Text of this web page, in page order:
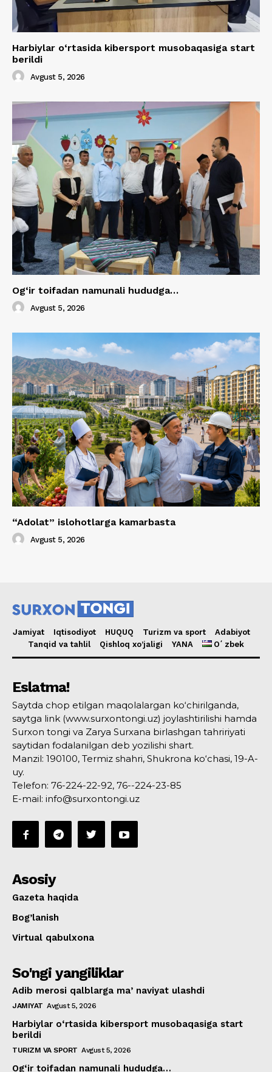
Harbiylar o‘rtasida kibersport musobaqasiga start
berildi
Avgust 5, 2026
Og‘ir toifadan namunali hududga…
Avgust 5, 2026
“Adolat” islohotlarga kamarbasta
Avgust 5, 2026
Jamiyat Iqtisodiyot HUQUQ Turizm va sport
Adabiyot
Tanqid va tahlil
Qishloq xo’jaligi YANA Oʻzbek
Eslatma!
Saytda chop etilgan maqolalargan ko‘chirilganda,
saytga link (www.surxontongi.uz) joylashtirilishi hamda
Surxon tongi va Zarya Surxana birlashgan tahririyati
saytidan fodalanilgan deb yozilishi shart.
Manzil: 190100, Termiz shahri, Shukrona ko‘chasi, 19-A-
uy.
Telefon: 76-224-22-92, 76--224-23-85
E-mail: info@surxontongi.uz
Asosiy
Gazeta haqida
Bog’lanish
Virtual qabulxona
So'ngi yangiliklar
Adib merosi qalblarga maʼnaviyat ulashdi
JAMIYAT Avgust 5, 2026
Harbiylar o‘rtasida kibersport musobaqasiga start
berildi
TURIZM VA SPORT Avgust 5, 2026
Og‘ir toifadan namunali hududga…